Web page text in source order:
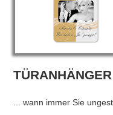
TÜRANHÄNGER
... wann immer Sie